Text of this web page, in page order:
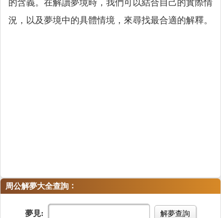
的含義。在解讀夢境時，我們可以結合自己的實際情
況，以及夢境中的具體情境，來尋找最合適的解釋。
周公解夢大全查詢 ：
夢見: 解夢查詢